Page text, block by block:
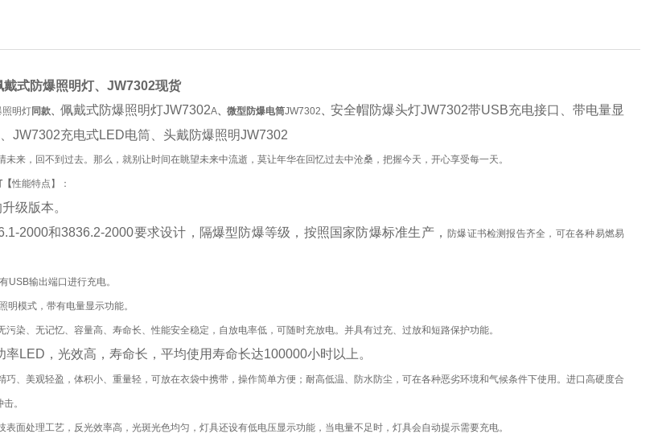
式防爆照明灯、 JW7302现货
明灯同款、 佩戴式防爆照明灯JW7302A、 微型防爆电筒JW7302、 安全帽防爆头灯JW7302带USB充电接口、带电量显
JW7302充电式LED电筒、头戴防爆照明JW7302
未来，回不到过去。那么，就别让时间在眺望未来中流逝，莫让年华在回忆过去中沧桑，把握今天，开心享受每一天。
性能特点】：
级版本。
2000和3836.2-2000要求设计，隔爆型防爆等级，按照国家防爆标准生产，防爆证书检测报告齐全，可在各种易燃易
USB输出端口进行充电。
明模式，带有电量显示功能。
污染、无记忆、容量高、寿命长、性能安全稳定，自放电率低，可随时充放电。并具有过充、过放和短路保护功能。
率LED，光效高，寿命长，平均使用寿命长达100000小时以上。
巧、美观轻盈，体积小、重量轻，可放在衣袋中携带，操作简单方便；耐高低温、防水防尘，可在各种恶劣环境和气候条件下使用。进口高硬度合
。
表面处理工艺，反光效率高，光斑光色均匀，灯具还设有低电压显示功能，当电量不足时，灯具会自动提示需要充电。